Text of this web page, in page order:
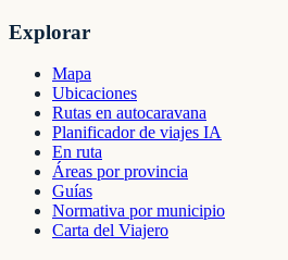
Explorar
Mapa
Ubicaciones
Rutas en autocaravana
Planificador de viajes IA
En ruta
Áreas por provincia
Guías
Normativa por municipio
Carta del Viajero